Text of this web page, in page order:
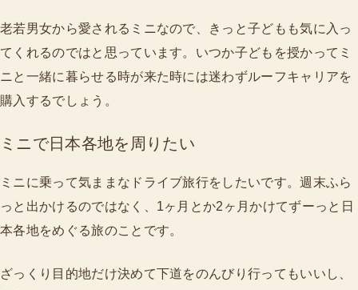
老若男女から愛されるミニなので、きっと子どもも気に入っ
てくれるのではと思っています。いつか子どもを授かってミ
ニと一緒に暮らせる時が来た時には迷わずルーフキャリアを
購入するでしょう。
ミニで日本各地を周りたい
ミニに乗って気ままなドライブ旅行をしたいです。週末ふら
っと出かけるのではなく、1ヶ月とか2ヶ月かけてずーっと日
本各地をめぐる旅のことです。
ざっくり目的地だけ決めて下道をのんびり行ってもいいし、